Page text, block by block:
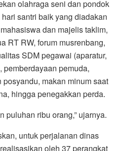
olahraga seni dan pondok
santri baik yang diadakan
dan majelis taklim,
RT RW, forum musrenbang,
SDM pegawai (aparatur,
pemberdayaan pemuda,
makan minum saat
hingga penegakkan perda.
puluhan ribu orang,” ujarnya.
untuk perjalanan dinas
oleh 37 perangkat